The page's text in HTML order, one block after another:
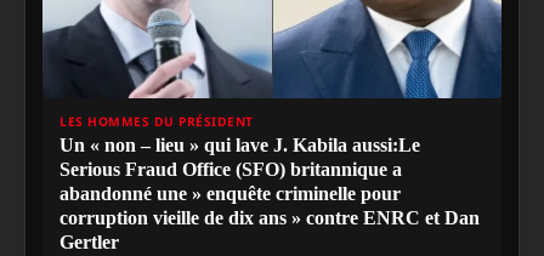
LES HOMMES DU PRÉSIDENT
Un « non – lieu » qui lave J. Kabila aussi:Le
Serious Fraud Office (SFO) britannique a
abandonné une » enquête criminelle pour
corruption vieille de dix ans » contre ENRC et Dan
Gertler